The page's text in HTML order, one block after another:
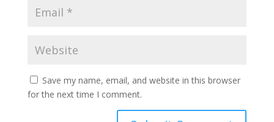
Save my name, email, and website in this browser
for the next time I comment.